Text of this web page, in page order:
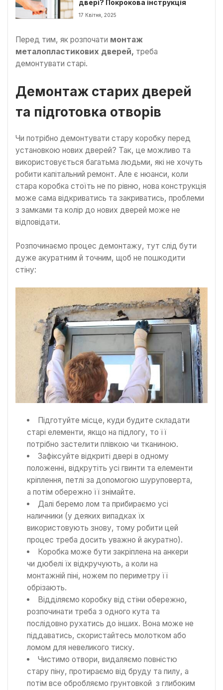
двері? Покрокова інструкція
17 Квітня, 2025
Перед тим, як розпочати монтаж
металопластикових дверей, треба
демонтувати старі.
Демонтаж старих дверей
та підготовка отворів
Чи потрібно демонтувати стару коробку перед
установкою нових дверей? Так, це можливо та
використовується багатьма людьми, які не хочуть
робити капітальний ремонт. Але є нюанси, коли
стара коробка стоїть не по рівню, нова конструкція
може сама відкриватись та закриватись, проблеми
з замками та колір до нових дверей може не
відповідати.
Розпочинаємо процес демонтажу, тут слід бути
дуже акуратним й точним, щоб не пошкодити
стіну:
Підготуйте місце, куди будите складати
старі елементи, якщо на підлогу, то її
потрібно застелити плівкою чи тканиною.
Зафіксуйте відкриті двері в одному
положенні, відкрутіть усі гвинти та елементи
кріплення, петлі за допомогою шуруповерта,
а потім обережно її знімайте.
Далі беремо лом та прибираємо усі
наличники (у деяких випадках їх
використовують знову, тому робити цей
процес треба досить уважно й акуратно).
Коробка може бути закріплена на анкери
чи дюбелі їх відкручують, а коли на
монтажній піні, ножем по периметру її
обрізають.
Відділяємо коробку від стіни обережно,
розпочинати треба з одного кута та
послідовно рухатись до інших. Вона може не
піддаватись, скористайтесь молотком або
ломом для невеликого тиску.
Чистимо отвори, видаляємо повністю
стару піну, протираємо від бруду та пилу, а
потім все обробляємо грунтовкой з глибоким